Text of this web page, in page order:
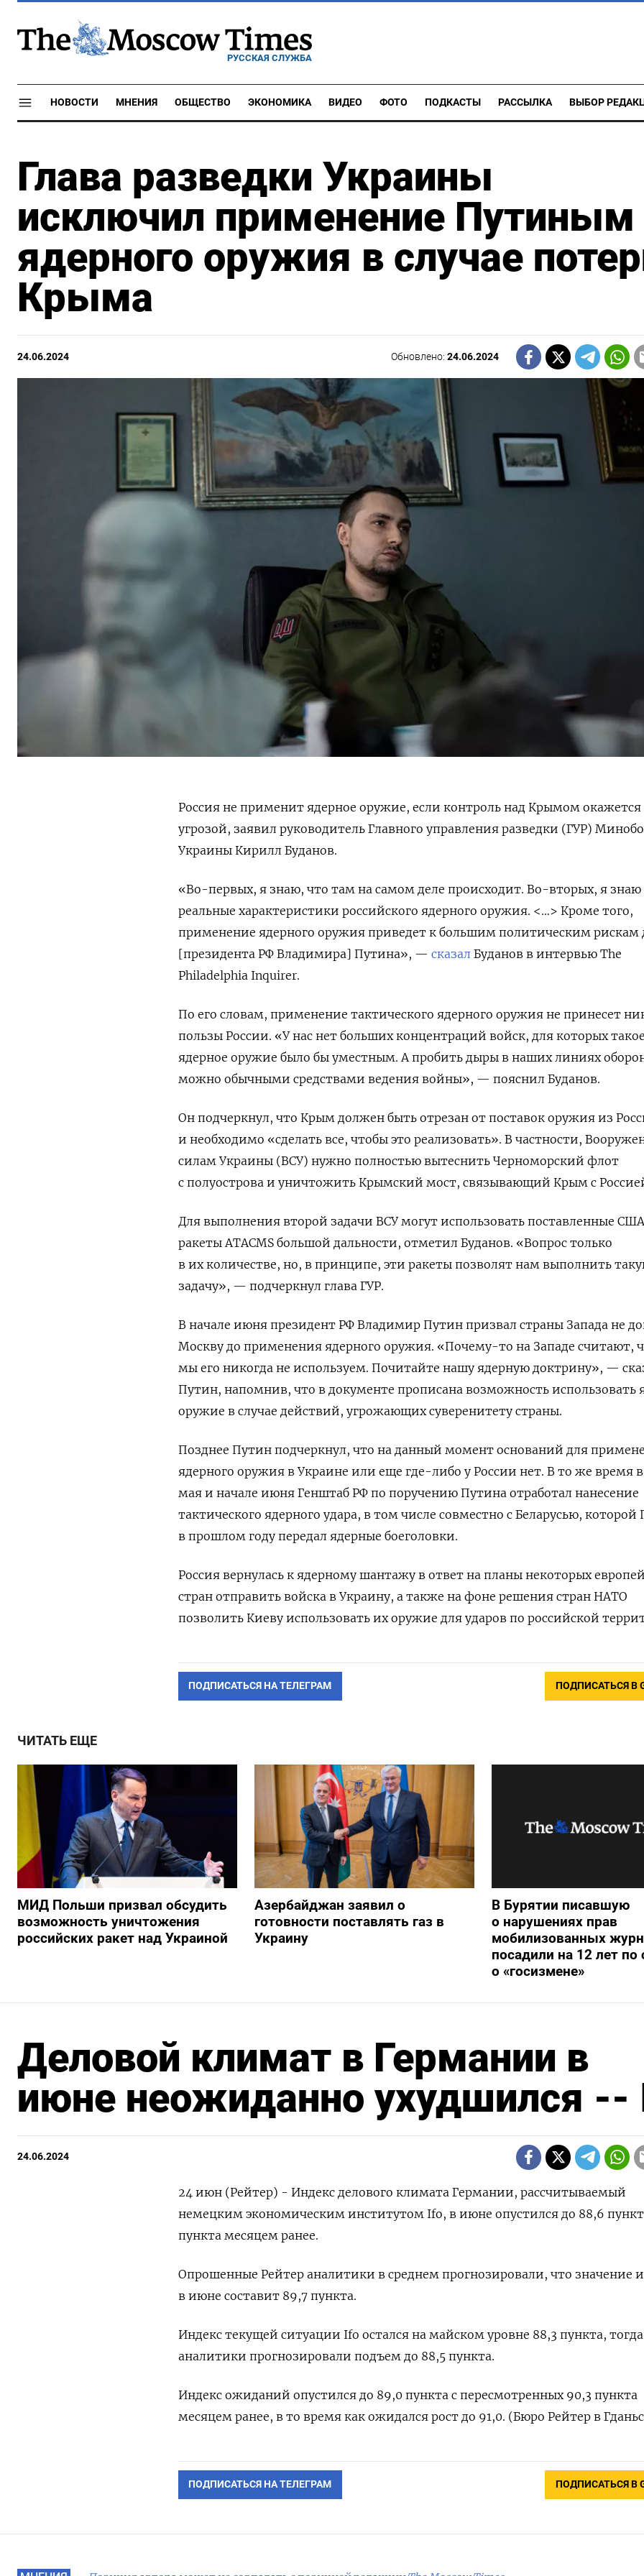
РУССКАЯ СЛУЖБА
НОВОСТИ МНЕНИЯ ОБЩЕСТВО ЭКОНОМИКА ВИДЕО ФОТО ПОДКАСТЫ РАССЫЛКА ВЫБОР
Глава разведки Украины
исключил применение Путиным
ядерного оружия в случае
Крыма
24.06.2024 Обновлено:24.06.2024
Россия не применит ядерное оружие, если контроль над Крымом окажется
угрозой, заявил руководитель Главного управления разведки (ГУР)
Украины Кирилл Буданов.
«Во-первых, я знаю, что там на самом деле происходит. Во-вторых, я знаю
реальные характеристики российского ядерного оружия. <…> Кроме того,
применение ядерного оружия приведет к большим политическим рискам
[президента РФ Владимира] Путина», — сказал Буданов в интервью The
Philadelphia Inquirer.
По его словам, применение тактического ядерного оружия не принесет
пользы России. «У нас нет больших концентраций войск, для которых такое
ядерное оружие было бы уместным. А пробить дыры в наших линиях
можно обычными средствами ведения войны», — пояснил Буданов.
Он подчеркнул, что Крым должен быть отрезан от поставок оружия из
и необходимо «сделать все, чтобы это реализовать». В частности,
силам Украины (ВСУ) нужно полностью вытеснить Черноморский флот
с полуострова и уничтожить Крымский мост, связывающий Крым с
Для выполнения второй задачи ВСУ могут использовать поставленные США
ракеты ATACMS большой дальности, отметил Буданов. «Вопрос только
в их количестве, но, в принципе, эти ракеты позволят нам выполнить
задачу», — подчеркнул глава ГУР.
В начале июня президент РФ Владимир Путин призвал страны Запада не
Москву до применения ядерного оружия. «Почему-то на Западе считают,
мы его никогда не используем. Почитайте нашу ядерную доктрину», —
Путин, напомнив, что в документе прописана возможность использовать
оружие в случае действий, угрожающих суверенитету страны.
Позднее Путин подчеркнул, что на данный момент оснований для
ядерного оружия в Украине или еще где-либо у России нет. В то же время
мая и начале июня Генштаб РФ по поручению Путина отработал нанесение
тактического ядерного удара, в том числе совместно с Беларусью, которой
в прошлом году передал ядерные боеголовки.
Россия вернулась к ядерному шантажу в ответ на планы некоторых
стран отправить войска в Украину, а также на фоне решения стран НАТО
позволить Киеву использовать их оружие для ударов по российской
ПОДПИСАТЬСЯ НА ТЕЛЕГРАМ ПОДПИСАТЬСЯ В
ЧИТАТЬ ЕЩЕ
МИД Польши призвал обсудить
возможность уничтожения
российских ракет над Украиной
Азербайджан заявил о
готовности поставлять газ в
Украину
В Бурятии писавшую
о нарушениях прав
мобилизованных
посадили на 12 лет по
о «госизмене»
Деловой климат в Германии в
июне неожиданно ухудшился --
24.06.2024
24 июн (Рейтер) - Индекс делового климата Германии, рассчитываемый
немецким экономическим институтом Ifo, в июне опустился до 88,6
пункта месяцем ранее.
Опрошенные Рейтер аналитики в среднем прогнозировали, что значение
в июне составит 89,7 пункта.
Индекс текущей ситуации Ifo остался на майском уровне 88,3 пункта,
аналитики прогнозировали подъем до 88,5 пункта.
Индекс ожиданий опустился до 89,0 пункта с пересмотренных 90,3 пункта
месяцем ранее, в то время как ожидался рост до 91,0. (Бюро Рейтер в
ПОДПИСАТЬСЯ НА ТЕЛЕГРАМ ПОДПИСАТЬСЯ В